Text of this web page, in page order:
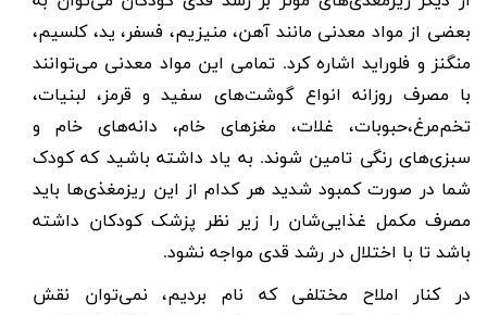
بعضی از مواد معدنی مانند آهن، منیزیم، فسفر، ید، کلسیم،
منگنز و فلوراید اشاره کرد. تمامی این مواد معدنی می‌توانند
با مصرف روزانه انواع گوشت‌های سفید و قرمز، لبنیات،
تخم‌مرغ،حبوبات، غلات، مغزهای خام، دانه‌های خام و
سبزی‌های رنگی تامین شوند. به یاد داشته باشید که کودک
شما در صورت کمبود شدید هر کدام از این ریزمغذی‌ها باید
مصرف مکمل غذایی‌شان را زیر نظر پزشک کودکان داشته
باشد تا با اختلال در رشد قدی مواجه نشود.
در کنار املاح مختلفی که نام بردیم، نمی‌توان نقش